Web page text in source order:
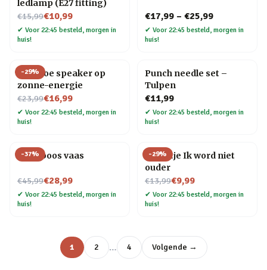
ledlamp (E27 fitting)
€15,99
Nu voor€10,99
✔ Voor 22:45 besteld, morgen in
huis!
€17,99 – €25,99
✔ Voor 22:45 besteld, morgen in
huis!
-29%
Bamboe speaker op
zonne-energie
€23,99
Nu voor€16,99
✔ Voor 22:45 besteld, morgen in
huis!
Punch needle set –
Tulpen
€11,99
✔ Voor 22:45 besteld, morgen in
huis!
-37%
Framboos vaas
€45,99
Nu voor€28,99
✔ Voor 22:45 besteld, morgen in
huis!
-29%
Tegeltje Ik word niet
ouder
€13,99
Nu voor€9,99
✔ Voor 22:45 besteld, morgen in
huis!
1 2 … 4 Volgende →